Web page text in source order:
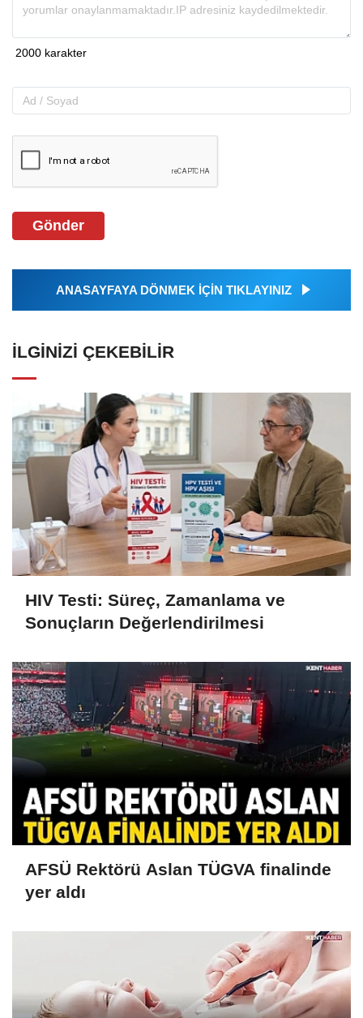
Gönder
ANASAYFAYA DÖNMEK İÇİN TIKLAYINIZ
İLGINIZI ÇEKEBILIR
HIV Testi: Süreç, Zamanlama ve
Sonuçların Değerlendirilmesi
AFSÜ Rektörü Aslan TÜGVA finalinde
yer aldı